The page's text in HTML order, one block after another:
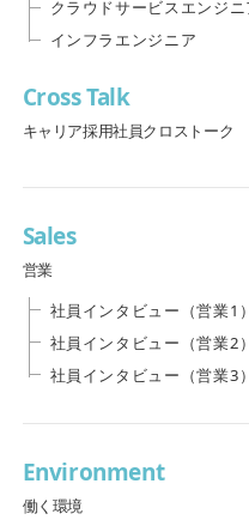
クラウドサービスエンジニ
インフラエンジニア
Cross Talk
キャリア採用社員クロストーク
Sales
営業
社員インタビュー（営業1）
社員インタビュー（営業2）
社員インタビュー（営業3）
Environment
働く環境